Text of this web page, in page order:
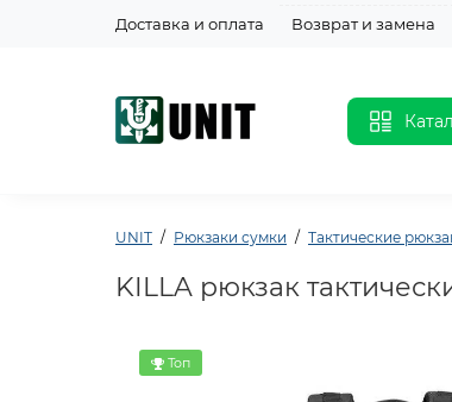
Доставка и оплата Возврат и замена
UNIT Рюкзаки сумки Тактические
KILLA рюкзак
Топ